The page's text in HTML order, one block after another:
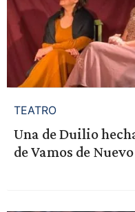
TEATRO
Una de Duilio
de Vamos de Nuevo